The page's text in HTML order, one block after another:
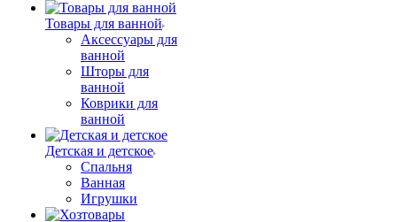
Товары для ванной
Аксессуары для
ванной
Шторы для
ванной
Коврики для
ванной
Детская и детское
Спальня
Ванная
Игрушки